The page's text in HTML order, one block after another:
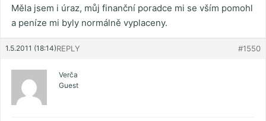
Měla jsem i úraz, můj finanční poradce mi se vším pomohl
a peníze mi byly normálně vyplaceny.
1.5.2011 (18:14) #1550
REPLY
Verča
Guest